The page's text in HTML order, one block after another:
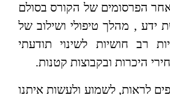
אחר הפרסומים של הקורס בסולם
, מהלך טיפולי ושילוב של
רב חושיות לשינוי תודעתי
היכרות ובקבוצות קטנות.
לראות, לשמוע ולעשות איתנו